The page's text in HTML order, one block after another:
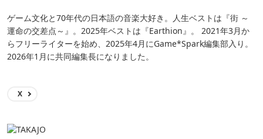
ゲーム文化と70年代の日本語の音楽大好き。人生ベストは『街 ～
運命の交差点～』。2025年ベストは『Earthion』。 2021年3月か
らフリーライターを始め、2025年4月にGame*Spark編集部入り。
2026年1月に共同編集長になりました。
X